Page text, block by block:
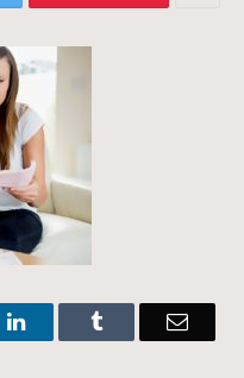
LinkedInTumblr Email